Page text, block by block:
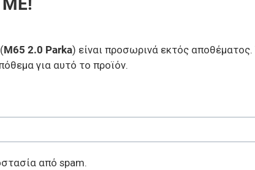
M65 2.0 Parka) είναι προσωρινά εκτός
για αυτό το προϊόν.
από spam.